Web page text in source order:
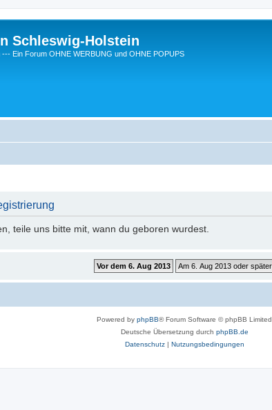
Schleswig-Holstein
Ein Forum OHNE WERBUNG und OHNE POPUPS
teile uns bitte mit, wann du geboren wurdest.
Powered by phpBB® Forum Software © phpBB Limited
Deutsche Übersetzung durch phpBB.de
Datenschutz| Nutzungsbedingungen